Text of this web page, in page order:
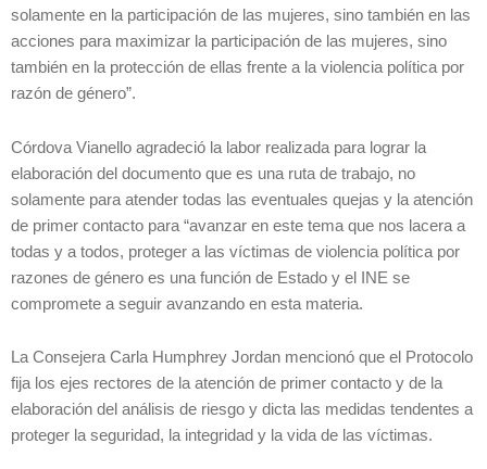
solamente en la participación de las mujeres, sino también en las
acciones para maximizar la participación de las mujeres, sino
también en la protección de ellas frente a la violencia política por
razón de género”.
Córdova Vianello agradeció la labor realizada para lograr la
elaboración del documento que es una ruta de trabajo, no
solamente para atender todas las eventuales quejas y la atención
de primer contacto para “avanzar en este tema que nos lacera a
todas y a todos, proteger a las víctimas de violencia política por
razones de género es una función de Estado y el INE se
compromete a seguir avanzando en esta materia.
La Consejera Carla Humphrey Jordan mencionó que el Protocolo
fija los ejes rectores de la atención de primer contacto y de la
elaboración del análisis de riesgo y dicta las medidas tendentes a
proteger la seguridad, la integridad y la vida de las víctimas.